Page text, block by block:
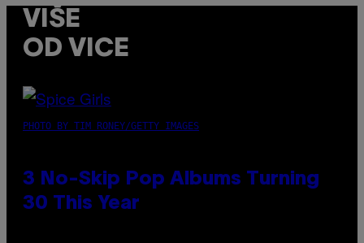
VIŠE
OD VICE
PHOTO BY TIM RONEY/GETTY IMAGES
3 No-Skip Pop Albums Turning
30 This Year